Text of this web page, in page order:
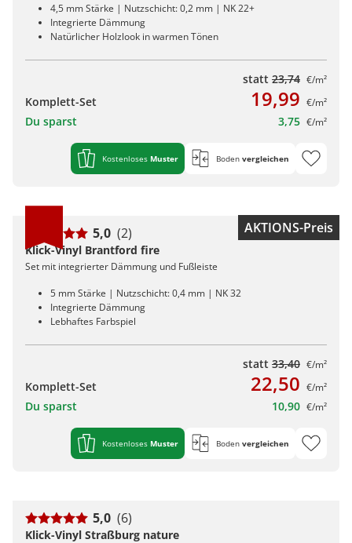
4,5 mm Stärke | Nutzschicht: 0,2 mm | NK 22+
Integrierte Dämmung
Natürlicher Holzlook in warmen Tönen
statt 23,74 €/m²
Komplett-Set 19,99 €/m²
Du sparst 3,75 €/m²
Kostenloses Muster Boden vergleichen
AKTIONS-Preis
5,0 (2)
Klick-Vinyl Brantford fire
Set mit integrierter Dämmung und Fußleiste
5 mm Stärke | Nutzschicht: 0,4 mm | NK 32
Integrierte Dämmung
Lebhaftes Farbspiel
statt 33,40 €/m²
Komplett-Set 22,50 €/m²
Du sparst 10,90 €/m²
Kostenloses Muster Boden vergleichen
5,0 (6)
Klick-Vinyl Straßburg nature